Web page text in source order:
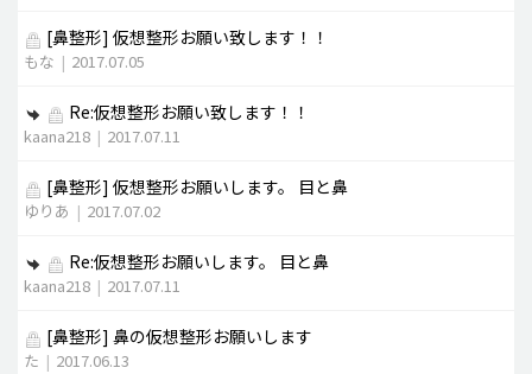
[鼻整形] 仮想整形お願い致します！！
もな | 2017.07.05
Re:仮想整形お願い致します！！
kaana218 | 2017.07.11
[鼻整形] 仮想整形お願いします。 目と鼻
ゆりあ | 2017.07.02
Re:仮想整形お願いします。 目と鼻
kaana218 | 2017.07.11
[鼻整形] 鼻の仮想整形お願いします
た | 2017.06.13